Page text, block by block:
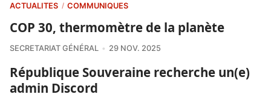
ACTUALITÉS / COMMUNIQUÉS
COP 30, thermomètre de la planète
SECRETARIAT GÉNÉRAL 29 NOV. 2025
République Souveraine recherche un(e)
admin Discord